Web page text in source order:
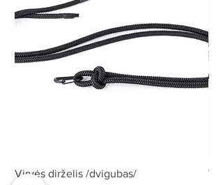
Virvės dirželis /dvigubas/